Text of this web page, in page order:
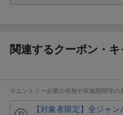
関連するクーポン・
※エントリー必要の有無や実施期間等の
【対象者限定】全ジャ